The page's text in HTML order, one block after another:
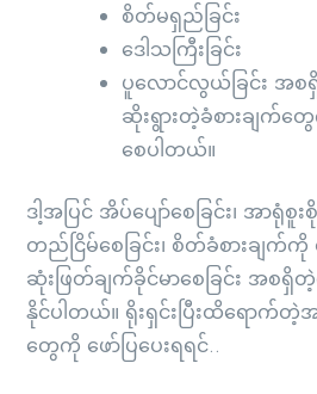
စိတ်မရှည်ခြင်း
ဒေါသကြီးခြင်း
ပူလောင်လွယ်ခြင်း အ
ဆိုးရွားတဲ့ခံစားချက်
စေပါတယ်။
ဒါ့အပြင် အိပ်ပျော်စေခြင်း၊ အာရုံစူ
တည်ငြိမ်စေခြင်း၊ စိတ်ခံစားချက်ကို
ဆုံးဖြတ်ချက်ခိုင်မာစေခြင်း အစရှိ
နိုင်ပါတယ်။ ရိုးရှင်းပြီးထိရောက်
တွေကို ဖော်ပြပေးရရင်..